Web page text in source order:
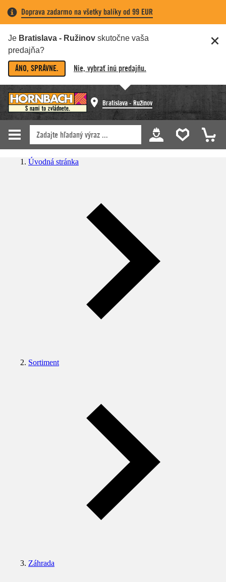
Doprava zadarmo na všetky balíky od 99 EUR
Je Bratislava - Ružinov skutočne vaša
predajňa?
ÁNO, SPRÁVNE. Nie, vybrať inú predajňu.
Bratislava - Ružinov
Úvodná stránka
Sortiment
Záhrada